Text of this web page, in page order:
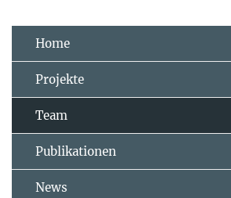
Home
Projekte
Team
Publikationen
News